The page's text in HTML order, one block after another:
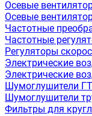
Осевые
Осевые
Частотные
Частотные
Регуляторы
Электрические
Электрические
Шумоглушители
Шумоглушители
Фильтры для